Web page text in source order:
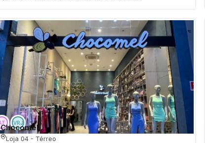
Chocomel
Loja 04 - Térreo